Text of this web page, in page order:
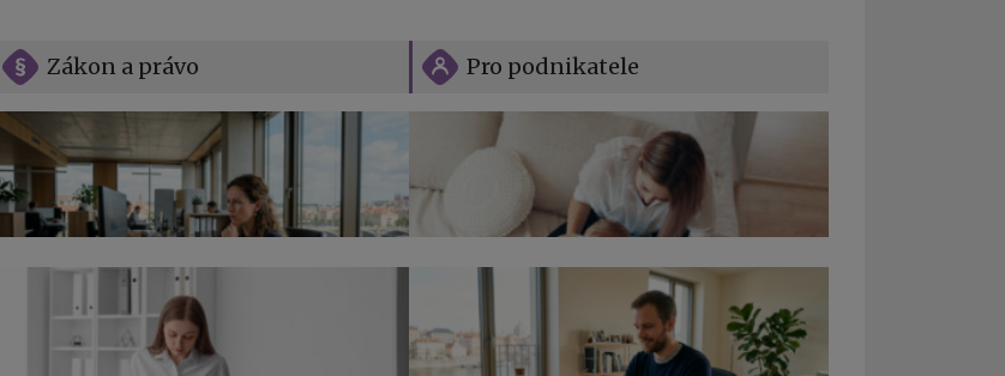
Zákon a právo
Vše o překážkách v práci na straně
Pro podnikatele